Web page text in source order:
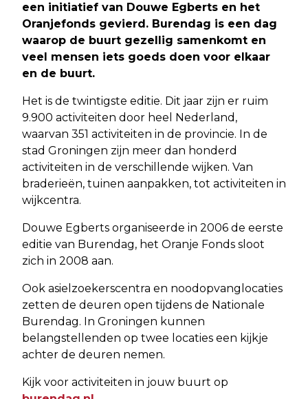
een initiatief van Douwe Egberts en het
Oranjefonds gevierd. Burendag is een dag
waarop de buurt gezellig samenkomt en
veel mensen iets goeds doen voor elkaar
en de buurt.
Het is de twintigste editie. Dit jaar zijn er ruim
9.900 activiteiten door heel Nederland,
waarvan 351 activiteiten in de provincie. In de
stad Groningen zijn meer dan honderd
activiteiten in de verschillende wijken. Van
braderieën, tuinen aanpakken, tot activiteiten in
wijkcentra.
Douwe Egberts organiseerde in 2006 de eerste
editie van Burendag, het Oranje Fonds sloot
zich in 2008 aan.
Ook asielzoekerscentra en noodopvanglocaties
zetten de deuren open tijdens de Nationale
Burendag. In Groningen kunnen
belangstellenden op twee locaties een kijkje
achter de deuren nemen.
Kijk voor activiteiten in jouw buurt op